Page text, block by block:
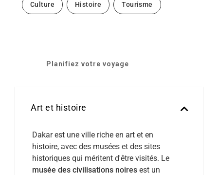
Culture Histoire Tourisme
Planifiez votre voyage
Art et histoire
Dakar est une ville riche en art et en
histoire, avec des musées et des sites
historiques qui méritent d'être visités. Le
musée des civilisations noires est un